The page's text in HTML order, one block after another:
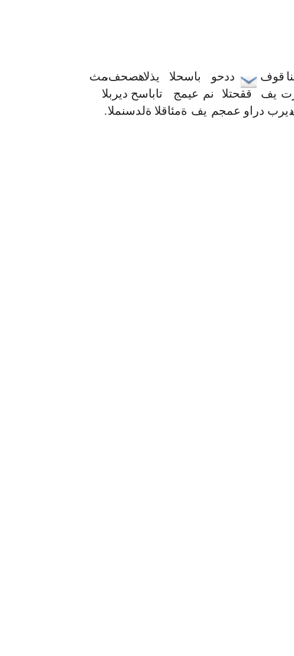
قوف ددحو باسحلا يذلا،هصحفمث
يف ققحتلا نم عيمج تاباسح ديربلا
ديرب دراو عمجم يف ةمئاقلا ةلدسنملا.